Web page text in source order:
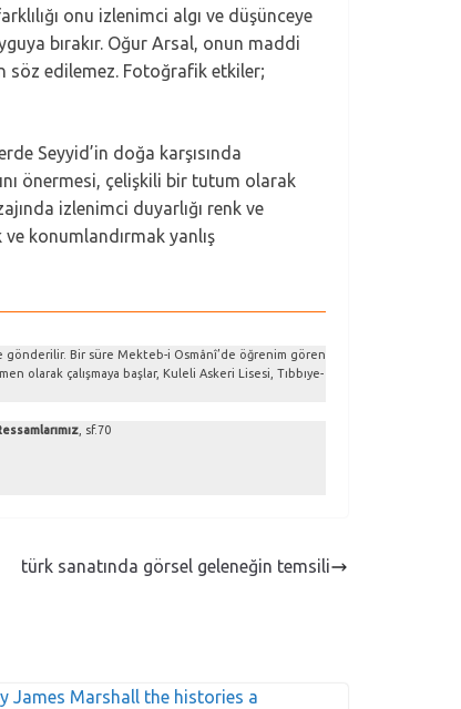
onu izlenimci algı ve düşünceye
bırakır. Oğur Arsal, onun maddi
söz edilemez. Fotoğrafik etkiler;
Seyyid’in doğa karşısında
önermesi, çelişkili bir tutum olarak
izlenimci duyarlığı renk ve
konumlandırmak yanlış
gönderilir. Bir süre Mekteb-i Osmânî’de öğrenim gören
olarak çalışmaya başlar, Kuleli Askeri Lisesi, Tıbbıye-
, sf.70
türk sanatında görsel geleneğin temsili